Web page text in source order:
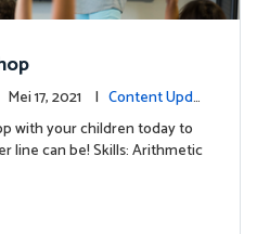
| Mei 17, 2021 | Content Updat
with your children today to
line can be! Skills: Arithmetic